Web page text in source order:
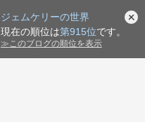
ジェムケリーの世界
現在の順位は第915位です。
≫ このブログの順位を表示